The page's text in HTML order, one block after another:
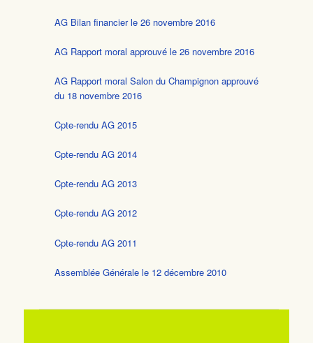
AG Bilan financier le 26 novembre 2016
AG Rapport moral approuvé le 26 novembre 2016
AG Rapport moral Salon du Champignon approuvé
du 18 novembre 2016
Cpte-rendu AG 2015
Cpte-rendu AG 2014
Cpte-rendu AG 2013
Cpte-rendu AG 2012
Cpte-rendu AG 2011
Assemblée Générale le 12 décembre 2010